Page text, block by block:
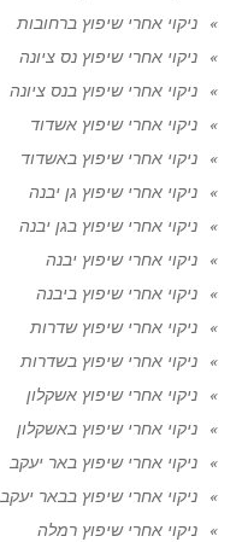
ניקוי אחרי שיפוץ ברחובות
ניקוי אחרי שיפוץ נס ציונה
ניקוי אחרי שיפוץ בנס ציונה
ניקוי אחרי שיפוץ אשדוד
ניקוי אחרי שיפוץ באשדוד
ניקוי אחרי שיפוץ גן יבנה
ניקוי אחרי שיפוץ בגן יבנה
ניקוי אחרי שיפוץ יבנה
ניקוי אחרי שיפוץ ביבנה
ניקוי אחרי שיפוץ שדרות
ניקוי אחרי שיפוץ בשדרות
ניקוי אחרי שיפוץ אשקלון
ניקוי אחרי שיפוץ באשקלון
ניקוי אחרי שיפוץ באר יעקב
ניקוי אחרי שיפוץ בבאר יעקב
ניקוי אחרי שיפוץ רמלה